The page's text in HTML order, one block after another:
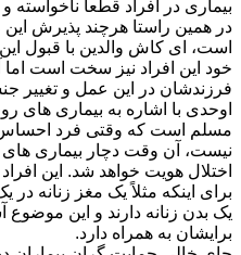
بیماری در افراد قطعا
در همین راستا هرچند پذیرش
است، ای كاش والدین با قبول
خود این افراد نیز سخت است
فرزندشان در این عمل و تغییر
اوحدی با اشاره به بیماری های
مسلم است که وقتی فرد احساس
نیست، آن وقت دچار بیماری
اختلال هویت خواهد شد. این
برای اینکه مثلاً یک مغز زنانه در
یک بدن زنانه دارند و این
برایشان به همراه دارد.